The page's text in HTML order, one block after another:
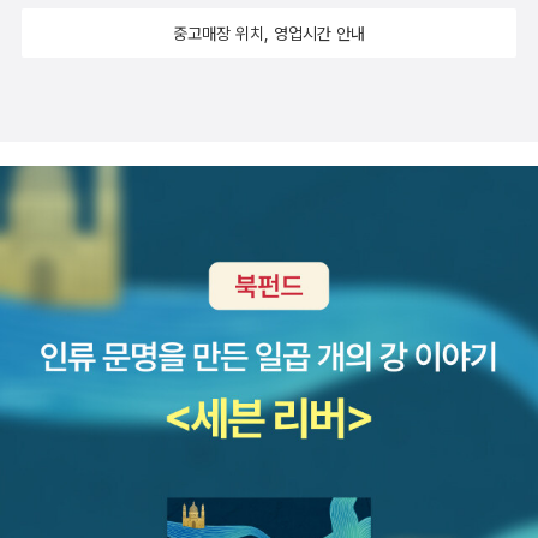
ㅠㅠ 막 이렇게 되었는데 ㅠㅠㅠㅠㅠㅠㅠㅠㅠ 사람은 살면서 누
까.... 아무튼 타인을 향한 꿈을 꾼다면 그 꿈은 사라질 수밖에 없
는 것 같다. 다시 윌라 캐더의 이야기로 돌아가서,나는 이 아름다
운 이야기가 유독 슬펐다.포레스터 부인이 힘을 잃고 빛을 잃고
사그라드는 모습이 슬펐는데, 그동안 유지되었던 그 힘이 그렇다
면 남편 때문이었던 것이구나 생각하지 않을 수가 없었기 때문이
다.마을에는 닐 보다 조금 더 나이 많은 불량한 청년 '아이비'가 있
었다. 아이비는 십대였던 시절에도 동물을 학대했고(딱따구리 학
대 장면에서 책장을 덮어야했다, 너무 괴로운 장면이었어 ㅠㅠ),
터 부인에게 대적할만한 힘이 자신에게 없다는 것에서도 분노하
생각하기만 해도 비실비실 흘러나오는 웃음을 멈출 수가 없
기꾼 이야기. 파울즈의 대단한 입담은 이미 세상에 다 알려진 바
위의 여자>도 재미있지만 <마법사>에 비하면 조족지혈, 즉 새
발의 피. 허먼 멜빌, <모비 딕> 고전 중의 고전. 이 소설
은 자체가 인류의 유산이다. 과장이라고? 천만의 말씀. 읽어보시
면 안다니까. 영화 하나 보시고 모비 딕이 어쩌구 저쩌구 하는 건,
이 소설과 멜빌에 대한 모욕이다. 포경선이란 한정된 공간 안에서
이토록 광대한 서사가 나올 수 있다는 거 하나만 가지고도 기념할
로주점> 읽었단 얘기하지 말라는 수준. 난 오역에 관해선 모르지
서도 약간은 질투가 났다. 부러우면 지는 건데. 원래 책방에 처음
본 지 10분 정도 지났을까. 그들은 주인에게 자신이 찾는 책이 있
는지 물어봤다. 도대체 커플이 찾으려는 책이 무엇일까. 나는 책
방에 오는 손님들이 원하는 책이 어떤 것인지 궁금해서 몰래 살짝
귀띔한다. 커플은 다자이 오사무의 『인간 실격』을 찾고 있었다.
주인은 그 책이 있는지 잘 모르는 듯이 어리둥절한 표정을 지었지
만, 일단 직접 서가에 찾아보기로 했다. 책방을 오래 운영한 주인
도 셀 수 없이 많은 책무더기 사이에 손님이 원하는 책을 바로 찾
기는 쉽지 않다. 그런데 나는 책방 전체를 오랫동안 관찰했던 터
다. 책방에 있는 『인간 실격』은 1995년에 웅진출판사가 찍은 것
되가고 있는 신원문화사판이 공존하고 있긴하다. 나머지는 어린
모험>과 쌍벽을 이루는 소설이었는데 말이다. 국내판도 다양하
다. 열린책들과 펭귄, 민음사, 범우사까지 다양하다. 역시나 어린
이판은 더 많고.. 아홉번째 드디어 국내 번역작이 없는
작품이 나왔다. 로버트 프루스트의 'A Boy's will'과 'North of B
oston' 인데 이 작가는 선집도 번역된게 드물고 접근 자체가 쉽
지가 않았다. 전공자라면 몰라도 나같은 비전공자들에겐 더더욱..
그래서 영문판으로 찾아본게 Dover 판과 Signet 판이다. 각각
'소년의 의지'와 '보스턴의 북쪽'으로 책에는 소개되어있다. 시인
나온 <불과 얼음>이라는 시집이다. 열번째는 윌라 캐더의 <
는데 그때의 그 '때'를 놓쳐 아직까지 읽지를 못했다. 용, 이야기가
것은 아니지만 걔네 형제는 실제로 용형호제야. 엊그제 책은 도
는 밤은 책이다,라는 책도 있다. 밤은 책, 책은 도끼...그렇다면 밤
은 도끼인 것일까?고전의 유혹과 모든 역사는 도끼의 범주에 속
하는 것일까. 로마의 역사뿐 아니라 로마인의 24시간까지 나왔
다. 이탈리아를 자동차로 - 물론 겉핥기로 여행을 했을뿐이지만
그래도 그렇게 다녀오고 나니 이탈리아에 더 많은 관심이 생겼다.
아피아가도를 밟고 싶다,라는 소망이 십년만에 이루어졌으니 이
제 다시 또 꿈꾸기를 희망해야지. 뭐 그건 그렇고 역사에는 나무
책들은 연관이 있게 되는건가? 그렇다고 해서 이 책이 또 뭐 흔히
중고매장 위치, 영업시간 안내